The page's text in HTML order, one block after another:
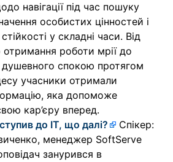
навігації під час пошуку
особистих цінностей і
у складні часи. Від
роботи мрії до
спокою протягом
учасники отримали
яка допоможе
кар’єру вперед.
до ІТ, що далі?
Спікер:
менеджер SoftServe
занурився в